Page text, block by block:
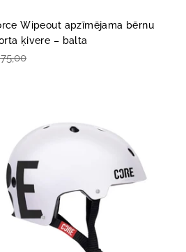
Wipeout apzīmējama bērnu
ķivere – balta